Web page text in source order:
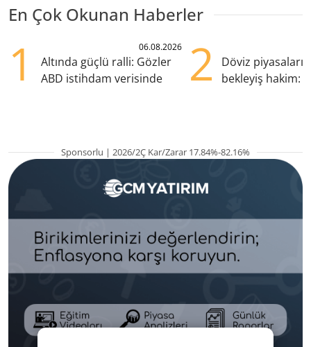
En Çok Okunan Haberler
1 06.08.2026
Altında güçlü ralli: Gözler
ABD istihdam verisinde
2
Döviz
bekleyiş hakim:
Sponsorlu | 2026/2Ç Kar/Zarar 17.84%-82.16%